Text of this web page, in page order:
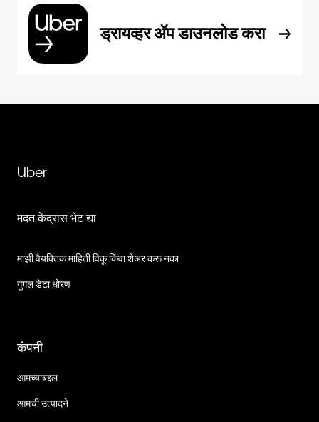
ड्रायव्हर ॲप डाउनलोड करा
Uber
मदत केंद्रास भेट द्या
माझी वैयक्तिक माहिती विकू किंवा शेअर करू नका
गुगल डेटा धोरण
कंपनी
आमच्याबद्दल
आमची उत्पादने